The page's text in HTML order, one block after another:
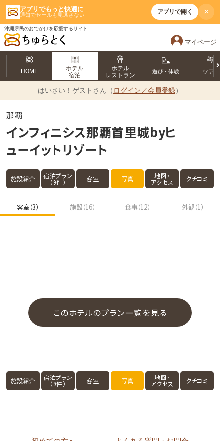
アプリでもっと快適に
通知でセールも見逃さない アプリで開く ×
沖縄県民のおでかけを応援するサイト
マイページ
HOME
ホテル
宿泊
ホテル
レストラン
遊び・体験 ツアー
はいさい！ ゲストさん（ ログイン／会員登録）
那覇
インフィニシス那覇首里城byヒ
ューイットリゾート
施設紹介 宿泊プラン
（9件） 客室 写真 地図・
アクセス クチコミ
客室（3） 施設（16） 食事（12） 外観（1）
このホテルのプラン一覧を見る
施設紹介 宿泊プラン
（9件） 客室 写真 地図・
アクセス クチコミ